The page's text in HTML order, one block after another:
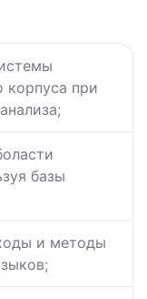
корпуса при
базы
и методы